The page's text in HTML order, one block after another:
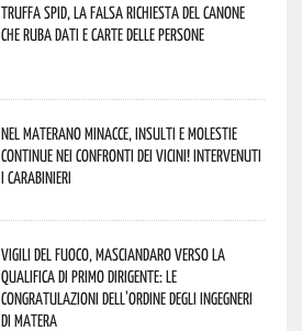
Truffa Spid, la falsa richiesta del canone
che ruba dati e carte delle persone
Nel materano minacce, insulti e molestie
continue nei confronti dei vicini! Intervenuti
i Carabinieri
Vigili del Fuoco, Masciandaro verso la
qualifica di Primo Dirigente: le
congratulazioni dell’Ordine degli Ingegneri
di Matera